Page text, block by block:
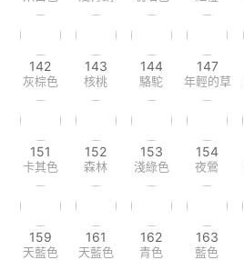
142
灰棕色
143
核桃
144
駱駝
147
年輕的草
151
卡其色
152
森林
153
淺綠色
154
夜鶯
159
天藍色
161
天藍色
162
青色
163
藍色